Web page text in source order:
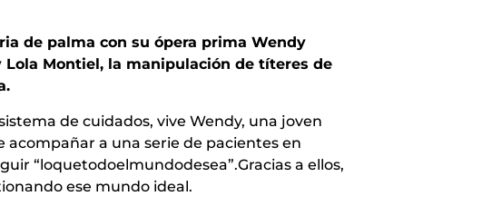
de palma con su ópera prima Wendy
Montiel, la manipulación de títeres de
de cuidados, vive Wendy, una joven
a una serie de pacientes en
“loquetodoelmundodesea”.Gracias a ellos,
ese mundo ideal.